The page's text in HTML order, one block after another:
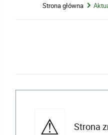
Strona główna
Strona